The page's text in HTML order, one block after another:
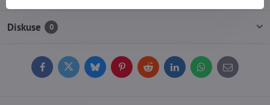
Diskuse 0
FacebookTwitterBlueskyPinterestReddit LinkedInWhatsApp
E-
mail